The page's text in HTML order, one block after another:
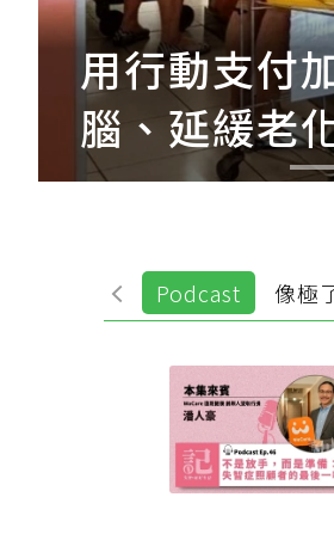
用行動支付
腦、延緩老
最新 Podcast 像極